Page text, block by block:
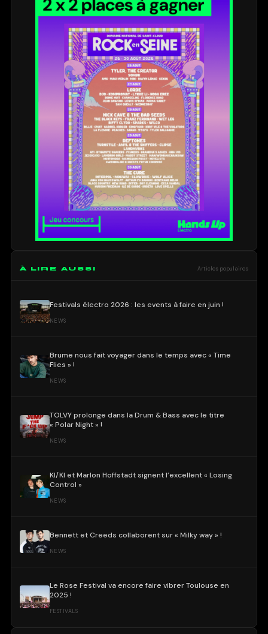
À LIRE AUSSI Articles populaires
Festivals électro 2026 : les events à faire en juin !
NEWS
Brume nous fait voyager dans le temps avec « Time
Flies » !
NEWS
TOLVY prolonge dans la Drum & Bass avec le titre
« Polar Night » !
NEWS
KI/KI et Marlon Hoffstadt signent l’excellent « Losing
Control »
NEWS
Bennett et Creeds collaborent sur « Milky way » !
NEWS
Le Rose Festival va encore faire vibrer Toulouse en
2025 !
FESTIVALS